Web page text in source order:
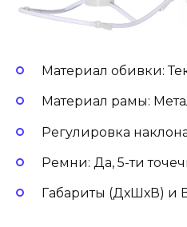
Материал обивки:
Материал рамы:
Регулировка
Ремни: Да, 5-ти
Габариты (ДхШхВ) и